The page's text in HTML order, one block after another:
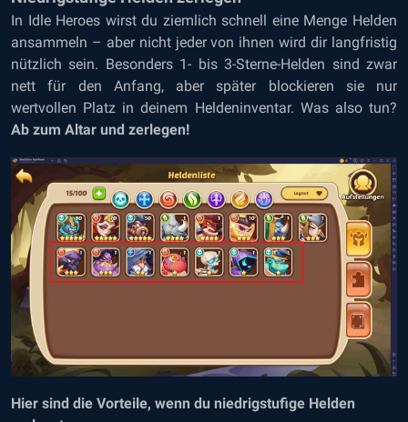
In Idle Heroes wirst du ziemlich schnell eine Menge Helden
ansammeln – aber nicht jeder von ihnen wird dir langfristig
nützlich sein. Besonders 1- bis 3-Sterne-Helden sind zwar
nett für den Anfang, aber später blockieren sie nur
wertvollen Platz in deinem Heldeninventar. Was also tun?
Ab zum Altar und zerlegen!
Hier sind die Vorteile, wenn du niedrigstufige Helden